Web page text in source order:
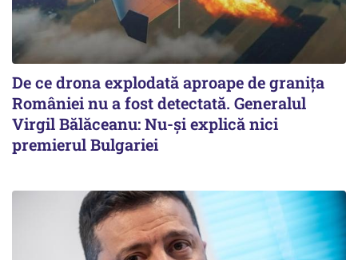
De ce drona explodată aproape de granița
României nu a fost detectată. Generalul
Virgil Bălăceanu: Nu-și explică nici
premierul Bulgariei